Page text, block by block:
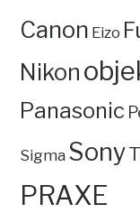
Canon Eizo
Nikon
Panasonic
Sigma Sony
PRAXE